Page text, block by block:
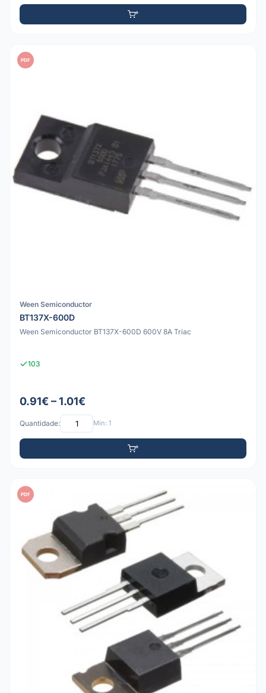
PDF
Ween Semiconductor
BT137X-600D
Ween Semiconductor BT137X-600D 600V 8A Triac
103
0.91€ – 1.01€
Quantidade: Mín: 1
PDF